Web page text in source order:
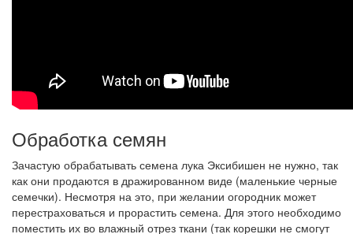
Обработка семян
Зачастую обрабатывать семена лука Эксибишен не нужно, так
как они продаются в дражированном виде (маленькие черные
семечки). Несмотря на это, при желании огородник может
перестраховаться и прорастить семена. Для этого необходимо
поместить их во влажный отрез ткани (так корешки не смогут